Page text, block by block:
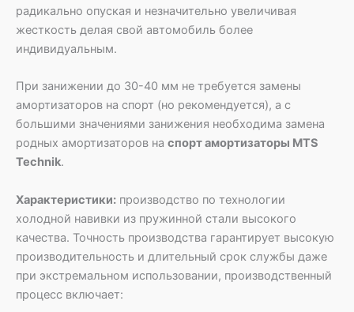
радикально опуская и незначительно увеличивая
жесткость делая свой автомобиль более
индивидуальным.
При занижении до 30-40 мм не требуется замены
амортизаторов на спорт (но рекомендуется), а с
большими значениями занижения необходима замена
родных амортизаторов на спорт амортизаторы MTS
Technik.
Характеристики: производство по технологии
холодной навивки из пружинной стали высокого
качества. Точность производства гарантирует высокую
производительность и длительный срок службы даже
при экстремальном использовании, производственный
процесс включает: